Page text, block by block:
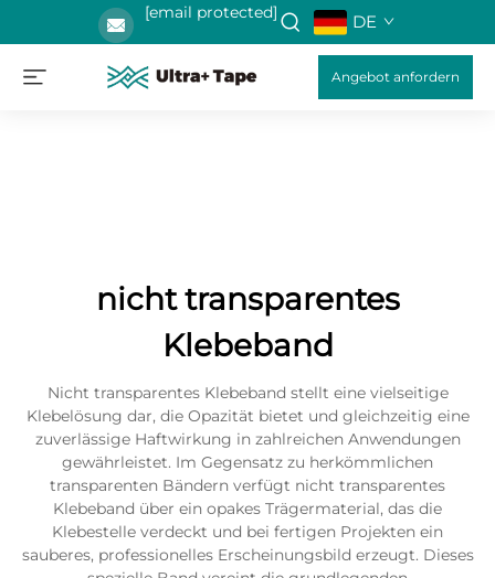
[email protected] DE
Angebot anfordern
nicht transparentes
Klebeband
Nicht transparentes Klebeband stellt eine vielseitige
Klebelösung dar, die Opazität bietet und gleichzeitig eine
zuverlässige Haftwirkung in zahlreichen Anwendungen
gewährleistet. Im Gegensatz zu herkömmlichen
transparenten Bändern verfügt nicht transparentes
Klebeband über ein opakes Trägermaterial, das die
Klebestelle verdeckt und bei fertigen Projekten ein
sauberes, professionelles Erscheinungsbild erzeugt. Dieses